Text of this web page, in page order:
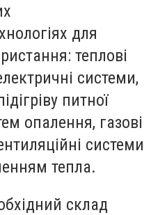
для
теплові
системи,
питної
опалення, газові
системи
тепла.
склад